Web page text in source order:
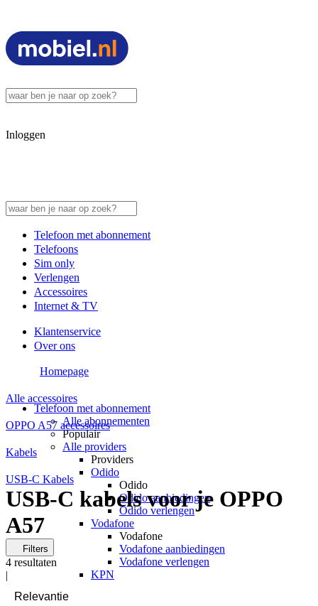
Inloggen
Telefoon met abonnement
Telefoons
Sim only
Verlengen
Accessoires
Internet & TV
Klantenservice
Over ons
Telefoon met abonnement
Alle abonnementen
Populair
Alle providers
Providers
Odido
Odido
Odido aanbiedingen
Odido verlengen
Vodafone
Vodafone
Vodafone aanbiedingen
Vodafone verlengen
KPN
Homepage
Alle accessoires
OPPO A57 accessoires
Kabels
USB-C Kabels
USB-C kabels voor je OPPO
A57
Filters
4 resultaten
|